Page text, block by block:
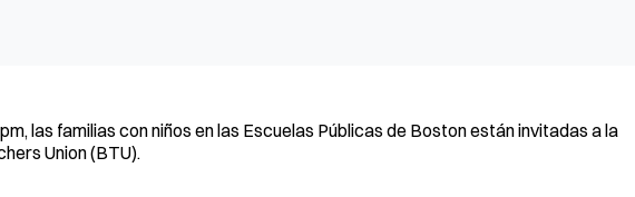
las familias con niños en las Escuelas Públicas de Boston están invitadas a la
Union (BTU).